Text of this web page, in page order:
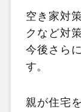
空き家対
クなど対
今後さら
す。
親が住宅